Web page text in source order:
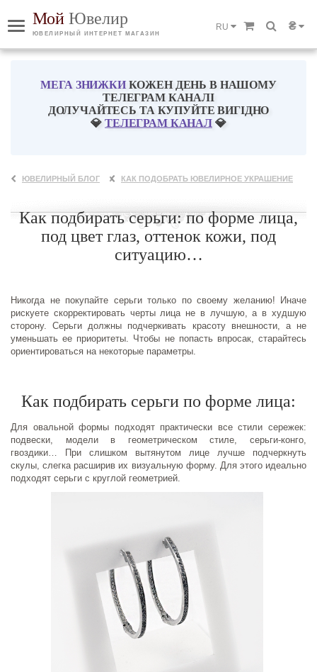
Мой Ювелир
ЮВЕЛИРНЫЙ ИНТЕРНЕТ МАГАЗИН
₴
RU
МЕГА ЗНИЖКИКОЖЕН ДЕНЬ В НАШОМУ
ТЕЛЕГРАМ КАНАЛІ
ДОЛУЧАЙТЕСЬ ТА КУПУЙТЕ ВИГІДНО
💎ТЕЛЕГРАМ КАНАЛ 💎
ЮВЕЛИРНЫЙ БЛОГ КАК ПОДОБРАТЬ ЮВЕЛИРНОЕ УКРАШЕНИЕ
Как подбирать серьги: по форме лица,
под цвет глаз, оттенок кожи, под
ситуацию…
Никогда не покупайте серьги только по своему желанию! Иначе
рискуете скорректировать черты лица не в лучшую, а в худшую
сторону. Серьги должны подчеркивать красоту внешности, а не
уменьшать ее приоритеты. Чтобы не попасть впросак, старайтесь
ориентироваться на некоторые параметры.
Как подбирать серьги по форме лица:
Для овальной формы подходят практически все стили сережек:
подвески, модели в геометрическом стиле, серьги-конго,
гвоздики… При слишком вытянутом лице лучше подчеркнуть
скулы, слегка расширив их визуальную форму. Для этого идеально
подходят серьги с круглой геометрией.